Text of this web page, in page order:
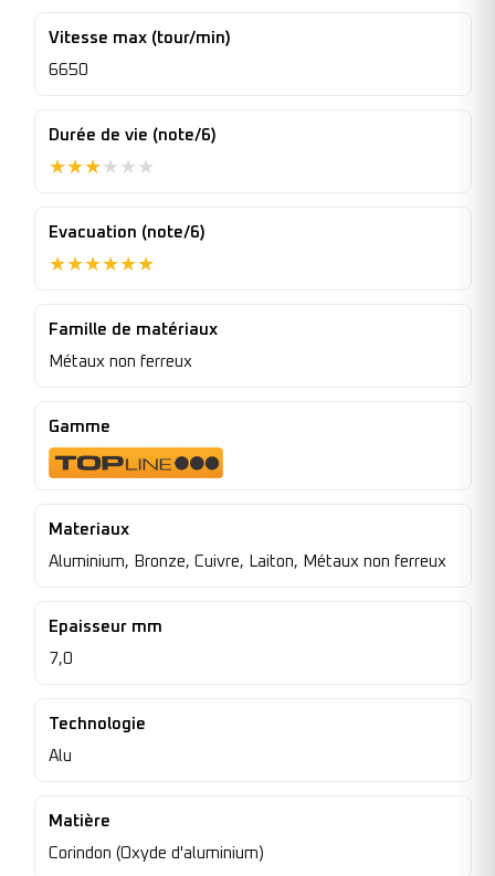
Vitesse max (tour/min)
6650
Durée de vie (note/6)
★★★★ ★ ★
Evacuation (note/6)
★★★★★★
Famille de matériaux
Métaux non ferreux
Gamme
Materiaux
Aluminium, Bronze, Cuivre, Laiton, Métaux non ferreux
Epaisseur mm
7,0
Technologie
Alu
Matière
Corindon (Oxyde d'aluminium)